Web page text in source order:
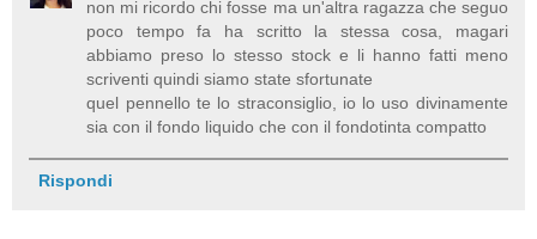
non mi ricordo chi fosse ma un'altra ragazza che seguo
poco tempo fa ha scritto la stessa cosa, magari
abbiamo preso lo stesso stock e li hanno fatti meno
scriventi quindi siamo state sfortunate
quel pennello te lo straconsiglio, io lo uso divinamente
sia con il fondo liquido che con il fondotinta compatto
Rispondi